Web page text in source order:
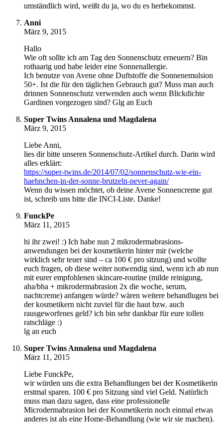
umständlich wird, weißt du ja, wo du es herbekommst.
Anni
März 9, 2015
Hallo
Wie oft sollte ich am Tag den Sonnenschutz erneuern? Bin
rothaarig und habe leider eine Sonnenallergie.
Ich benutze von Avene ohne Duftstoffe die Sonnenemulsion
50+. Ist die für den täglichen Gebrauch gut? Muss man auch
drinnen Sonnenschutz verwenden auch wenn Blickdichte
Gardinen vorgezogen sind? Glg an Euch
Super Twins Annalena und Magdalena
März 9, 2015
Liebe Anni,
lies dir bitte unseren Sonnenschutz-Artikel durch. Darin wird
alles erklärt:
https://super-twins.de/2014/07/02/sonnenschutz-wie-ein-
haehnchen-in-der-sonne-brutzeln-never-again/
Wenn du wissen möchtet, ob deine Avene Sonnencreme gut
ist, schreib uns bitte die INCI-Liste. Danke!
FunckPe
März 11, 2015
hi ihr zwei! :) Ich habe nun 2 mikrodermabrasions-
anwendungen bei der kosmetikerin hinter mir (welche
wirklich sehr teuer sind – ca 100 € pro sitzung) und wollte
euch fragen, ob diese weiter notwendig sind, wenn ich ab nun
mit eurer empfohlenen skincare-routine (milde reinigung,
aha/bha + mikrodermabrasion 2x die woche, serum,
nachtcreme) anfangen würde? wären weitere behandlugen bei
der kosmetikern nicht zuviel für die haut bzw. auch
rausgeworfenes geld? ich bin sehr dankbar für eure tollen
ratschläge :)
lg an euch
Super Twins Annalena und Magdalena
März 11, 2015
Liebe FunckPe,
wir würden uns die extra Behandlungen bei der Kosmetikerin
erstmal sparen. 100 € pro Sitzung sind viel Geld. Natürlich
muss man dazu sagen, dass eine professionelle
Microdermabrasion bei der Kosmetikerin noch einmal etwas
anderes ist als eine Home-Behandlung (wie wir sie machen).